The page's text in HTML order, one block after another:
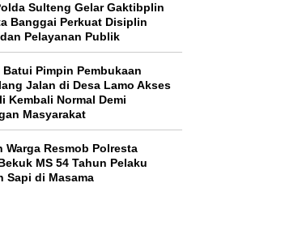
Sulteng Gelar Gaktibplin
Banggai Perkuat Disiplin
Pelayanan Publik
Pimpin Pembukaan
Jalan di Desa Lamo Akses
Kembali Normal Demi
Masyarakat
Warga Resmob Polresta
MS 54 Tahun Pelaku
Sapi di Masama